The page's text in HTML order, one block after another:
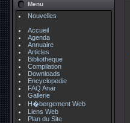
Menu
Nouvelles
Accueil
Agenda
Annuaire
Articles
Bibliotheque
Compilation
Downloads
Encyclopedie
FAQ Anar
Gallerie
H�bergement Web
Liens Web
Plan du Site